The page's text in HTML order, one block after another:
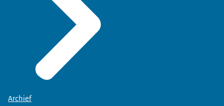
Archief